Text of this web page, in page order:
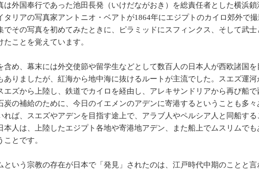
は外国奉行であった池田長発（いけだながおき）を総責任者とした横浜
タリアの写真家アントニオ・ベアトが1864年にエジプトのカイロ郊外で
でその写真を初めてみたときに、ピラミッドにスフィンクス、そして武
ことを覚えています。
め、幕末には外交使節や留学生などとして数百人の日本人が西欧諸国を
ありましたが、紅海から地中海に抜けるルートが主流でした。スエズ運
エズから上陸し、鉄道でカイロを経由し、アレキサンドリアから再び船
炭の補給のために、今日のイエメンのアデンに寄港するということも多
れば、スエズやアデンを目指す途上で、アラブ人やペルシア人と同船す
本人は、上陸したエジプト各地や寄港地アデン、また船上でムスリムでも
とです。
いう宗教の存在が日本で「発見」されたのは、江戸時代中期のことと